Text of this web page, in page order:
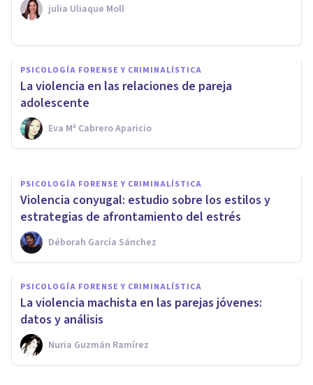
​julia Uliaque Moll
PSICOLOGÍA FORENSE Y CRIMINALÍSTICA
La violencia en las relaciones de pareja
adolescente
Eva Mª Cabrero Aparicio
Violencia sexual individual y
violencia sexual grupal: ¿qué
son?
Nuria Guzmán Ramírez
PSICOLOGÍA FORENSE Y CRIMINALÍSTICA
​Violencia conyugal: estudio sobre los estilos y
estrategias de afrontamiento del estrés
Déborah García Sánchez
PSICOLOGÍA FORENSE Y CRIMINALÍSTICA
La violencia machista en las parejas jóvenes:
datos y análisis
Nuria Guzmán Ramírez